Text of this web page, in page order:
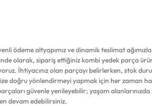
altyapımız ve dinamik teslimat ağımızla
olarak, sipariş ettiğiniz kombi yedek parça
İhtiyacınız olan parçayı belirlerken, stok
doğru yönlendirmeyi yapmak için her zaman
güvenle yenileyebilir; yaşam alanlarınızda
devam edebilirsiniz.